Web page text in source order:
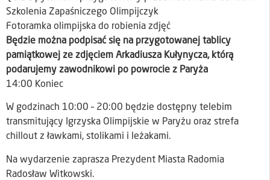
Szkolenia Zapaśniczego Olimpijczyk
Fotoramka olimpijska do robienia zdjęć
Będzie można podpisać się na przygotowanej tablicy
pamiątkowej ze zdjęciem Arkadiusza Kułynycza, którą
podarujemy zawodnikowi po powrocie z Paryża
14:00 Koniec
W godzinach 10:00 – 20:00 będzie dostępny telebim
transmitujący Igrzyska Olimpijskie w Paryżu oraz strefa
chillout z ławkami, stolikami i leżakami.
Na wydarzenie zaprasza Prezydent Miasta Radomia
Radosław Witkowski.